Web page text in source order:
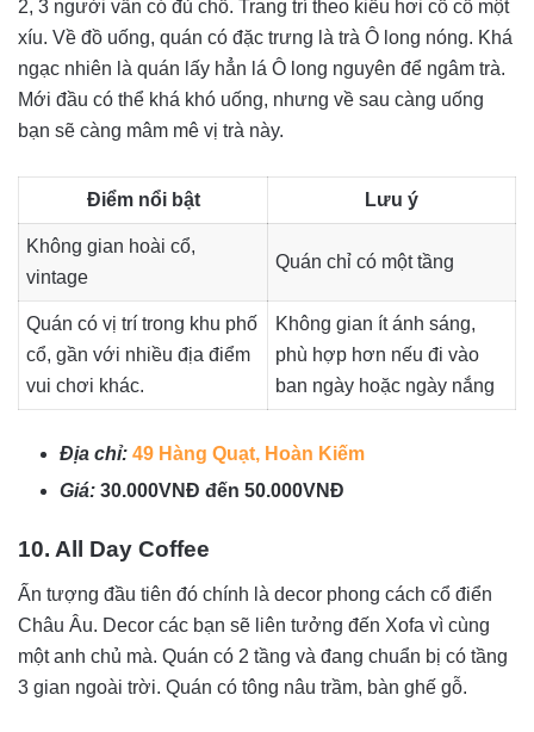
2, 3 người vẫn có đủ chỗ. Trang trí theo kiểu hơi cổ cổ một
xíu. Về đồ uống, quán có đặc trưng là trà Ô long nóng. Khá
ngạc nhiên là quán lấy hẳn lá Ô long nguyên để ngâm trà.
Mới đầu có thể khá khó uống, nhưng về sau càng uống
bạn sẽ càng mâm mê vị trà này.
Điểm nổi bật Lưu ý
Không gian hoài cổ,
vintage
Quán chỉ có một tầng
Quán có vị trí trong khu phố
cổ, gần với nhiều địa điểm
vui chơi khác.
Không gian ít ánh sáng,
phù hợp hơn nếu đi vào
ban ngày hoặc ngày nắng
Địa chỉ: 49 Hàng Quạt, Hoàn Kiếm
Giá: 30.000VNĐ đến 50.000VNĐ
10. All Day Coffee
Ấn tượng đầu tiên đó chính là decor phong cách cổ điển
Châu Âu. Decor các bạn sẽ liên tưởng đến Xofa vì cùng
một anh chủ mà. Quán có 2 tầng và đang chuẩn bị có tầng
3 gian ngoài trời. Quán có tông nâu trầm, bàn ghế gỗ.